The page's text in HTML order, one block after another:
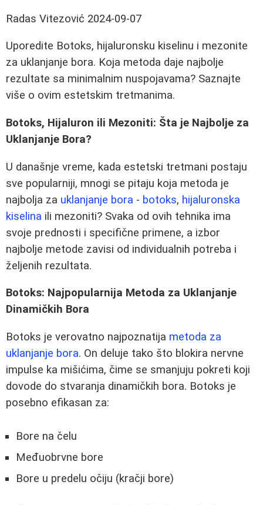
Radas Vitezović 2024-09-07
Uporedite Botoks, hijaluronsku kiselinu i mezonite
za uklanjanje bora. Koja metoda daje najbolje
rezultate sa minimalnim nuspojavama? Saznajte
više o ovim estetskim tretmanima.
Botoks, Hijaluron ili Mezoniti: Šta je Najbolje za
Uklanjanje Bora?
U današnje vreme, kada estetski tretmani postaju
sve popularniji, mnogi se pitaju koja metoda je
najbolja za uklanjanje bora - botoks, hijaluronska
kiselina ili mezoniti? Svaka od ovih tehnika ima
svoje prednosti i specifične primene, a izbor
najbolje metode zavisi od individualnih potreba i
željenih rezultata.
Botoks: Najpopularnija Metoda za Uklanjanje
Dinamičkih Bora
Botoks je verovatno najpoznatija metoda za
uklanjanje bora. On deluje tako što blokira nervne
impulse ka mišićima, čime se smanjuju pokreti koji
dovode do stvaranja dinamičkih bora. Botoks je
posebno efikasan za:
Bore na čelu
Međuobrvne bore
Bore u predelu očiju (kračji bore)